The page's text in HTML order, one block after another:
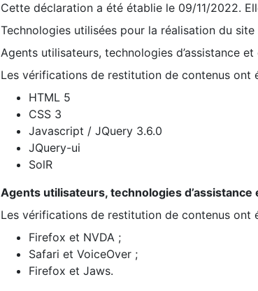
Cette déclaration a été établie le 09/11/2022.
Technologies utilisées pour la réalisation du
Agents utilisateurs, technologies d’assistance
Les vérifications de restitution de contenus ont
HTML 5
CSS 3
Javascript / JQuery 3.6.0
JQuery-ui
SolR
Agents utilisateurs, technologies
Les vérifications de restitution de contenus ont
Firefox et NVDA ;
Safari et VoiceOver ;
Firefox et Jaws.